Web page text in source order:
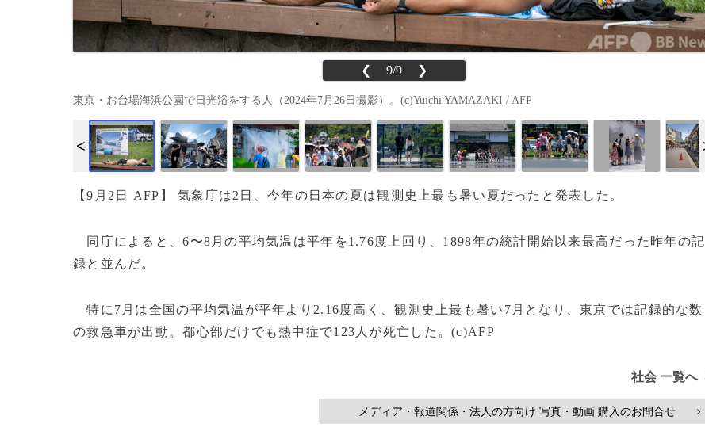
❮ 9/9 ❯
東京・お台場海浜公園で日光浴をする人（2024年7月26日撮影）。(c)Yuichi YAMAZAKI / AFP
【9月2日 AFP】 気象庁は2日、今年の日本の夏は観測史上最も暑い夏だったと発表した。
同庁によると、6〜8月の平均気温は平年を1.76度上回り、1898年の統計開始以来最高だった昨年の記
録と並んだ。
特に7月は全国の平均気温が平年より2.16度高く、観測史上最も暑い7月となり、東京では記録的な数
の救急車が出動。都心部だけでも熱中症で123人が死亡した。(c)AFP
社会 一覧へ
メディア・報道関係・法人の方向け 写真・動画 購入のお問合せ >